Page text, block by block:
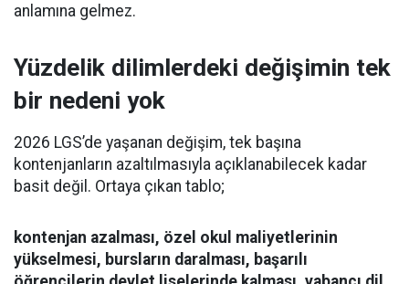
anlamına gelmez.
Yüzdelik dilimlerdeki değişimin tek
bir nedeni yok
2026 LGS’de yaşanan değişim, tek başına
kontenjanların azaltılmasıyla açıklanabilecek kadar
basit değil. Ortaya çıkan tablo;
kontenjan azalması, özel okul maliyetlerinin
yükselmesi, bursların daralması, başarılı